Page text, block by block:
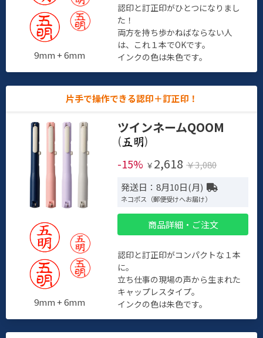
9mm + 6mm
認印と訂正印がひとつになりまし
た！
両方を持ち歩かねばならない人
は、これ１本でOKです。
インクの色は朱色です。
片手で操作できる認印＋訂正印！
9mm + 6mm
ツインネームQOOM
(
)
-15% ￥ 2,618 ￥3,080
発送日：8月10日(月)
ネコポス（郵便受けへお届け）
商品詳細・ご注文
認印と訂正印がコンパクトな１本
に。
立ち仕事の現場の声から生まれた
キャップレスタイプ。
インクの色は朱色です。